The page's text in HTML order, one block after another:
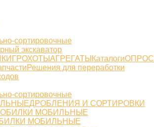
сортировочные
экскаватор
ГРОХОТЫ АГРЕГАТЫ Каталоги
Решения для переработки
сортировочные
ДРОБЛЕНИЯ И СОРТИРОВКИ
МОБИЛЬНЫЕ
МОБИЛЬНЫЕ